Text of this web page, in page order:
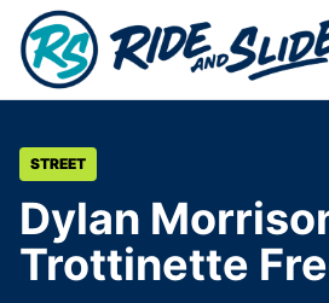
Aller au contenu
STREET
Dylan
Trottinette